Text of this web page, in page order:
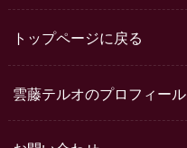
トップページに戻る
雲藤テルオのプロフィール